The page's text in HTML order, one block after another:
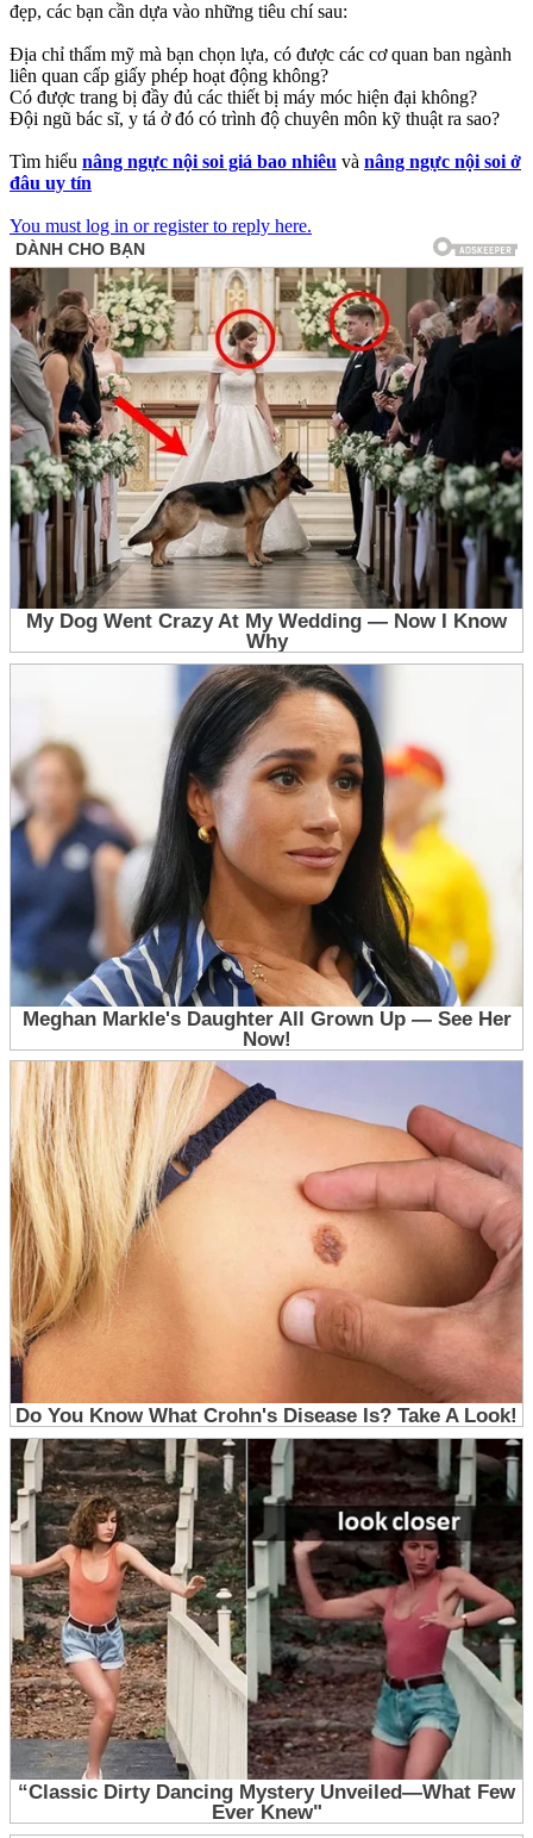
đẹp, các bạn cần dựa vào những tiêu chí sau:
Địa chỉ thẩm mỹ mà bạn chọn lựa, có được các cơ quan ban ngành
liên quan cấp giấy phép hoạt động không?
Có được trang bị đầy đủ các thiết bị máy móc hiện đại không?
Đội ngũ bác sĩ, y tá ở đó có trình độ chuyên môn kỹ thuật ra sao?
Tìm hiểu nâng ngực nội soi giá bao nhiêu và nâng ngực nội soi ở
đâu uy tín
You must log in or register to reply here.